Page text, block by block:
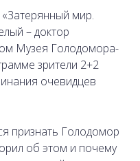
мир.
– доктор
Музея Голодомора-
зрители 2+2
очевидцев
признать Голодомор
об этом и почему